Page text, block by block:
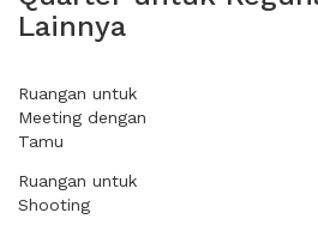
Lainnya
Ruangan untuk
Meeting dengan
Tamu
Ruangan untuk
Shooting